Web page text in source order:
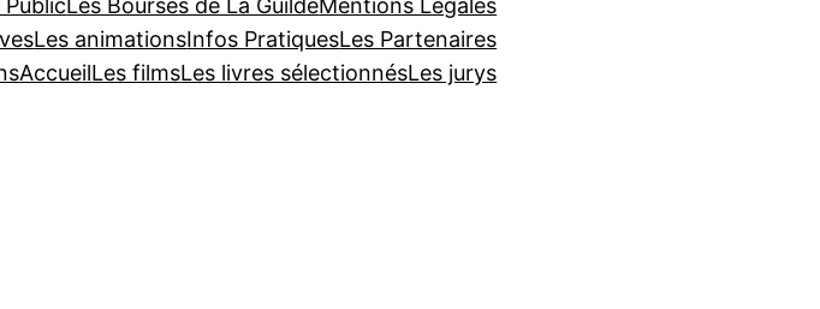
PublicLes Bourses de La GuildeMentions Légales
Les animationsInfos PratiquesLes Partenaires
AccueilLes filmsLes livres sélectionnésLes jurys